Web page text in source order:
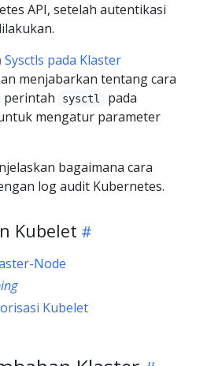
API, setelah autentikasi
pada Klaster
menjabarkan tentang cara
perintah
sysctl
pada
mengatur parameter
bagaimana cara
log audit Kubernetes.
Kubelet
Node
Kubelet